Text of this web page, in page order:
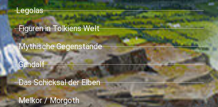
Legolas
Figuren in Tolkiens Welt
Mythische Gegenstände
Gandalf
Das Schicksal der Elben
Melkor / Morgoth